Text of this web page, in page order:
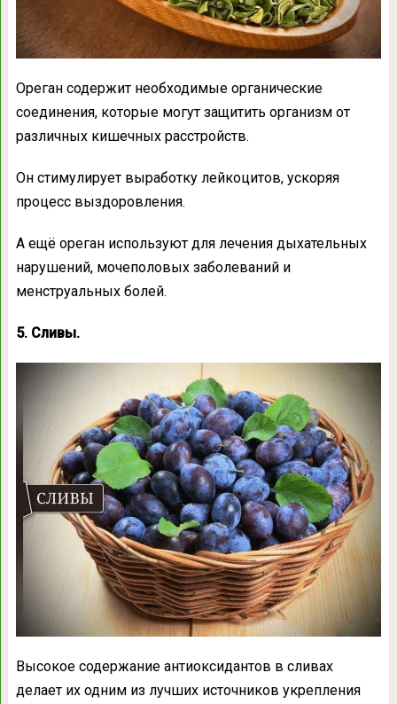
Ореган содержит необходимые органические
соединения, которые могут защитить организм от
различных кишечных расстройств.
Он стимулирует выработку лейкоцитов, ускоряя
процесс выздоровления.
А ещё ореган используют для лечения дыхательных
нарушений, мочеполовых заболеваний и
менструальных болей.
5. Сливы.
Высокое содержание антиоксидантов в сливах
делает их одним из лучших источников укрепления